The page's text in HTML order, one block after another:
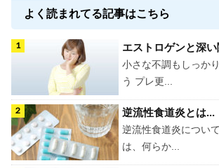
よく読まれてる記事はこちら
エストロゲンと深い
小さな不調もしっか
う プレ更...
逆流性食道炎とは...
逆流性食道炎につい
は、何らか...